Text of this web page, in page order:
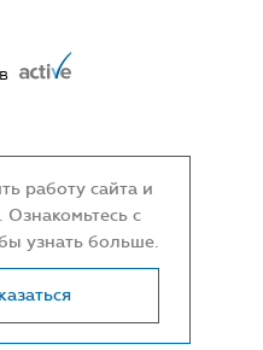
работу сайта и
Ознакомьтесь с
узнать больше.
и запорной